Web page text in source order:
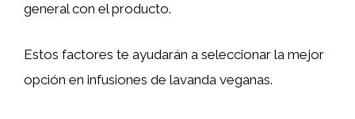
general con el producto.
Estos factores te ayudarán a seleccionar la mejor
opción en infusiones de lavanda veganas.